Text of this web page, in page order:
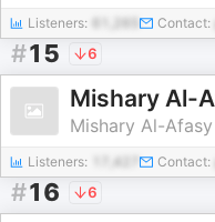
Listeners: Contact:
#15 6
Mishary Al-Afasy
Listeners: 17,427 Contact:
#16 6